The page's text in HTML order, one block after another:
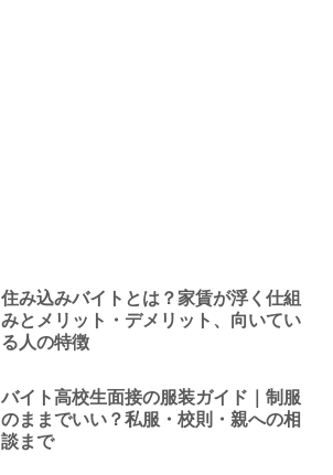
住み込みバイトとは？家賃が浮く仕組
みとメリット・デメリット、向いてい
る人の特徴
バイト高校生面接の服装ガイド｜制服
のままでいい？私服・校則・親への相
談まで